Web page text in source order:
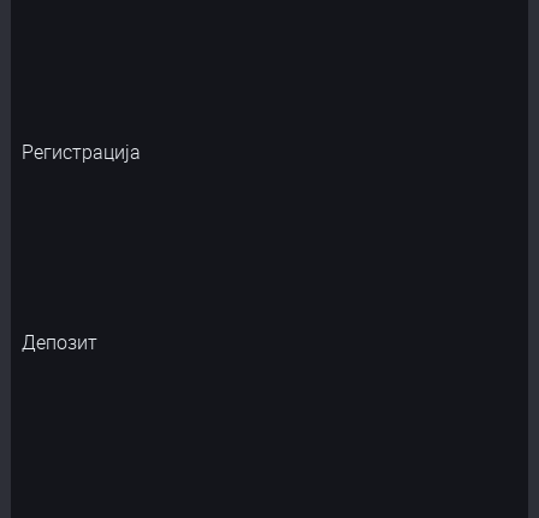
Регистрација
Депозит